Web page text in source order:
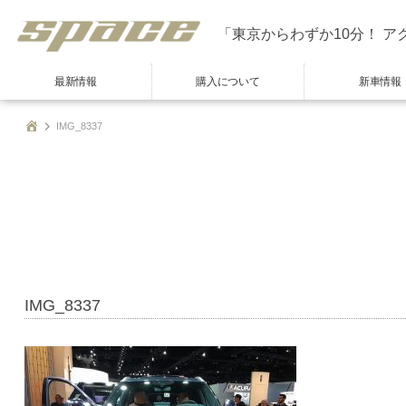
「東京からわずか10分！ ア
最新情報 購入について 新車情報
IMG_8337
IMG_8337